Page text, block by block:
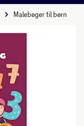
Malebøger til børn